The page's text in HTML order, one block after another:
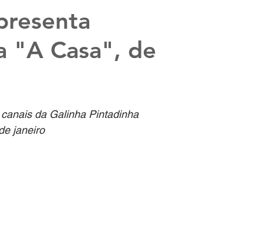
Malu TotoyKids Os Chocolix
"A Casa", de
da Galinha Pintadinha
janeiro